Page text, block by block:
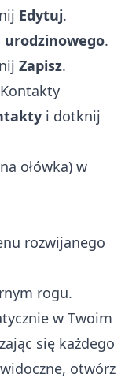
Edytuj.
.
Zapisz.
i dotknij
ołówka) w
rozwijanego
rogu.
w Twoim
się każdego
otwórz